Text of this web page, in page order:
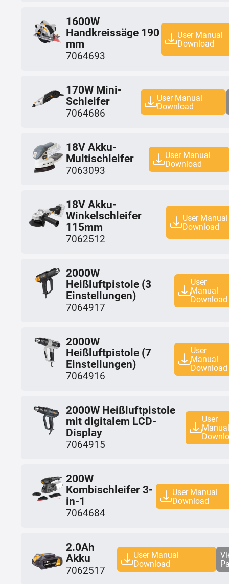
1600W
Handkreissäge 190
mm
7064693
User Manual
Download
170W Mini-
Schleifer
7064686
User Manual
Download
18V Akku-
Multischleifer
7063093
User Manual
Download
18V Akku-
Winkelschleifer
115mm
7062512
User Manual
Download
2000W
Heißluftpistole (3
Einstellungen)
7064917
User
Manual
Download
2000W
Heißluftpistole (7
Einstellungen)
7064916
User
Manual
Download
2000W Heißluftpistole
mit digitalem LCD-
Display
7064915
User
200W
Kombischleifer 3-
in-1
7064684
User Manual
Download
2.0Ah
Akku
7062517
User Manual
Download